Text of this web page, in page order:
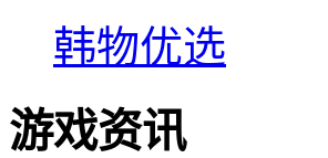
韩物优选
游戏资讯